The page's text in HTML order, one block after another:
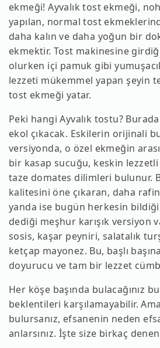
ekmeği! Ayvalık tost ekmeği,
yapılan, normal tost
daha kalın ve daha yoğun bir
ekmektir. Tost makinesine
olurken içi pamuk gibi
lezzeti mükemmel yapan şeyin
tost ekmeği yatar.
Peki hangi Ayvalık tostu?
ekol çıkacak. Eskilerin orijinali
versiyonda, o özel ekmeğin
bir kasap sucuğu, keskin
taze domates dilimleri bulunur.
kalitesini öne çıkaran, daha
yanda ise bugün herkesin
dediği meşhur karışık versiyon
sosis, kaşar peyniri, salatalık
ketçap mayonez. Bu, başlı
doyurucu ve tam bir lezzet
Her köşe başında bulacağınız
beklentileri karşılamayabilir.
bulursanız, efsanenin neden
anlarsınız. İşte size birkaç